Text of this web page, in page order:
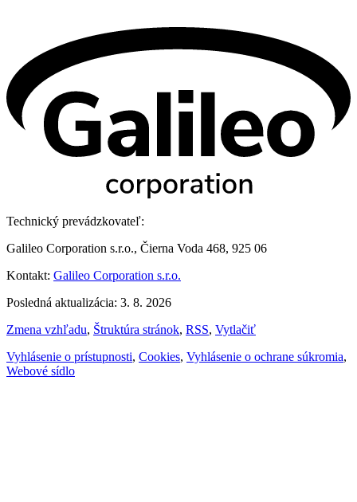
Technický prevádzkovateľ:
Galileo Corporation s.r.o., Čierna Voda 468, 925 06
Kontakt: Galileo Corporation s.r.o.
Posledná aktualizácia: 3. 8. 2026
Zmena vzhľadu, Štruktúra stránok, RSS, Vytlačiť
Vyhlásenie o prístupnosti, Cookies, Vyhlásenie o ochrane súkromia,
Webové sídlo